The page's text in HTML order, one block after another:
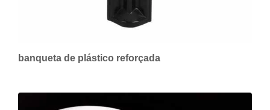
banqueta de plástico reforçada